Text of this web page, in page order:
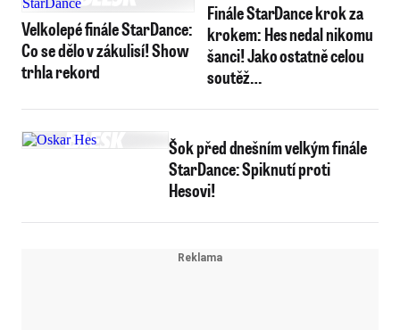
Velkolepé finále StarDance:
Co se dělo v zákulisí! Show
trhla rekord
Finále StarDance krok za
krokem: Hes nedal nikomu
šanci! Jako ostatně celou
soutěž…
Šok před dnešním velkým finále
StarDance: Spiknutí proti
Hesovi!